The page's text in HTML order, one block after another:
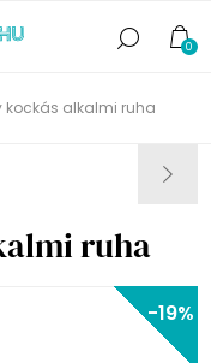
0
kockás alkalmi ruha
ruha
-19%